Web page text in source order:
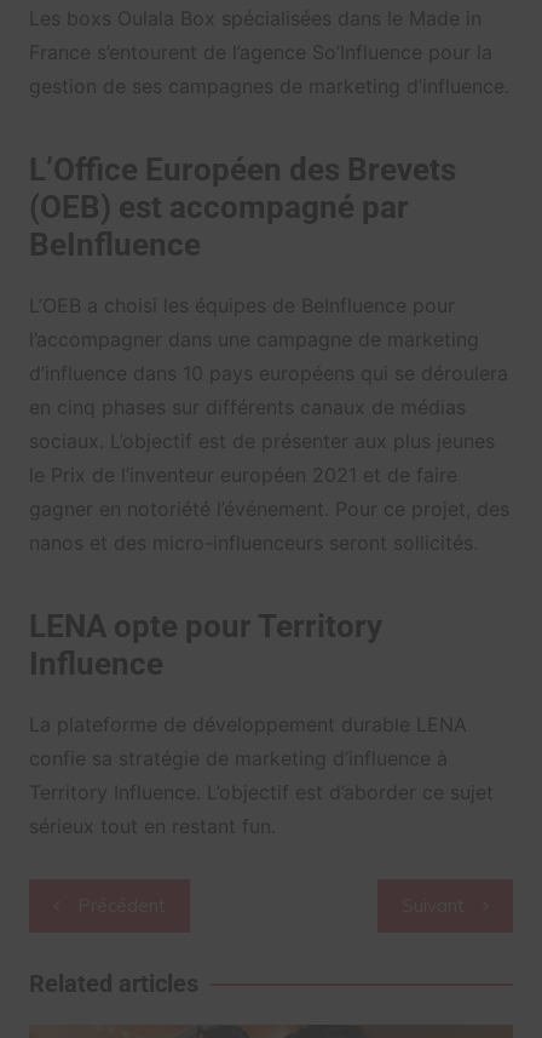
Les boxs Oulala Box spécialisées dans le Made in
France s’entourent de l’agence So’Influence pour la
gestion de ses campagnes de marketing d’influence.
L’Office Européen des Brevets
(OEB) est accompagné par
BeInfluence
L’OEB a choisi les équipes de BeInfluence pour
l’accompagner dans une campagne de marketing
d’influence dans 10 pays européens qui se déroulera
en cinq phases sur différents canaux de médias
sociaux. L’objectif est de présenter aux plus jeunes
le Prix de l’inventeur européen 2021 et de faire
gagner en notoriété l’événement. Pour ce projet, des
nanos et des micro-influenceurs seront sollicités.
LENA opte pour Territory
Influence
La plateforme de développement durable LENA
confie sa stratégie de marketing d’influence à
Territory Influence. L’objectif est d’aborder ce sujet
sérieux tout en restant fun.
l’article
Related articles